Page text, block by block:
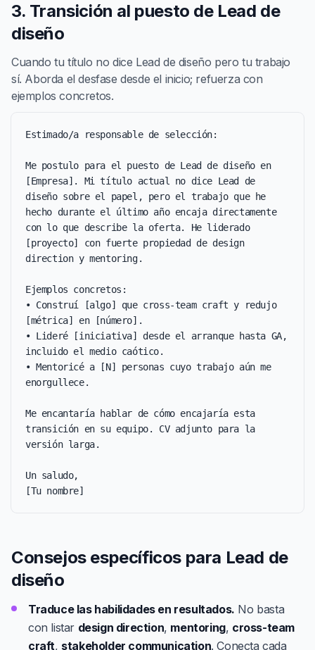
3. Transición al puesto de Lead de
diseño
Cuando tu título no dice Lead de diseño pero tu trabajo
sí. Aborda el desfase desde el inicio; refuerza con
ejemplos concretos.
Estimado/a responsable de selección:
Me postulo para el puesto de Lead de diseño en
[Empresa]. Mi título actual no dice Lead de
diseño sobre el papel, pero el trabajo que he
hecho durante el último año encaja directamente
con lo que describe la oferta. He liderado
[proyecto] con fuerte propiedad de design
direction y mentoring.
Ejemplos concretos:
• Construí [algo] que cross-team craft y redujo
[métrica] en [número].
• Lideré [iniciativa] desde el arranque hasta GA,
incluido el medio caótico.
• Mentoricé a [N] personas cuyo trabajo aún me
enorgullece.
Me encantaría hablar de cómo encajaría esta
transición en su equipo. CV adjunto para la
versión larga.
Un saludo,
[Tu nombre]
Consejos específicos para Lead de
diseño
Traduce las habilidades en resultados. No basta
con listar design direction, mentoring, cross-team
craft, stakeholder communication. Conecta cada